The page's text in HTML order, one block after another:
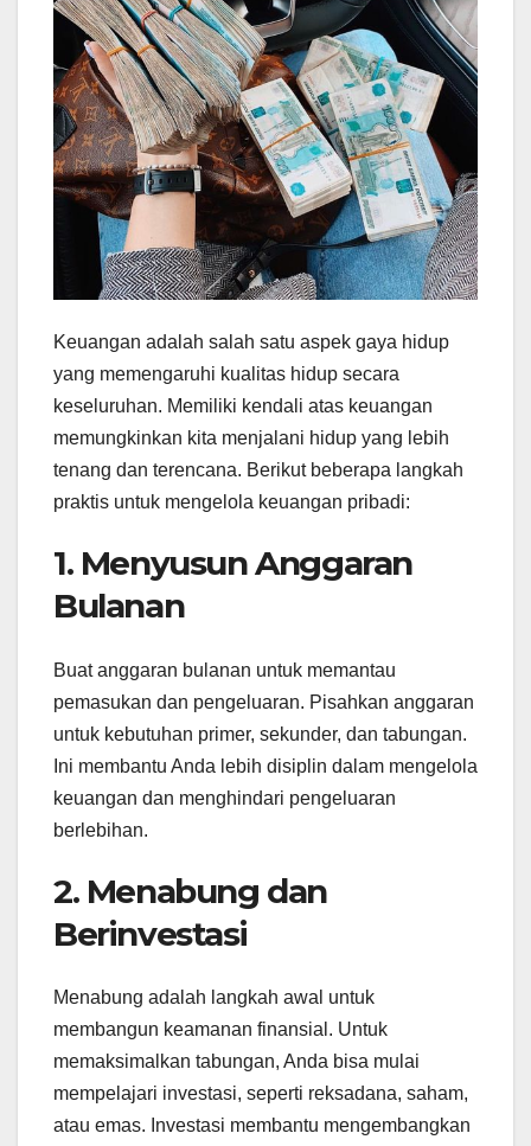
Keuangan adalah salah satu aspek gaya hidup
yang memengaruhi kualitas hidup secara
keseluruhan. Memiliki kendali atas keuangan
memungkinkan kita menjalani hidup yang lebih
tenang dan terencana. Berikut beberapa langkah
praktis untuk mengelola keuangan pribadi:
1. Menyusun Anggaran
Bulanan
Buat anggaran bulanan untuk memantau
pemasukan dan pengeluaran. Pisahkan anggaran
untuk kebutuhan primer, sekunder, dan tabungan.
Ini membantu Anda lebih disiplin dalam mengelola
keuangan dan menghindari pengeluaran
berlebihan.
2. Menabung dan
Berinvestasi
Menabung adalah langkah awal untuk
membangun keamanan finansial. Untuk
memaksimalkan tabungan, Anda bisa mulai
mempelajari investasi, seperti reksadana, saham,
atau emas. Investasi membantu mengembangkan